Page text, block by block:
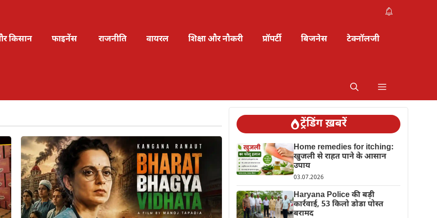
किसान फाइनेंस राजनीति वायरल शिक्षा और नौकरी प्रॉपर्टी बिजनेस टेक्नॉलजी
ट्रेंडिंग ख़बरें
Home remedies for itching:
खुजली से राहत पाने के आसान
उपाय
03.07.2026
Haryana Police की बड़ी
कार्रवाई, 53 किलो डोडा पोस्त
बरामद